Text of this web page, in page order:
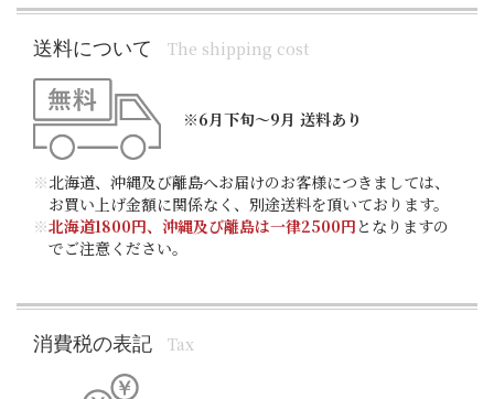
送料について The shipping cost
※6月下旬～9月 送料あり
※北海道、沖縄及び離島へお届けのお客様につきましては、
お買い上げ金額に関係なく、別途送料を頂いております。
※北海道1800円、沖縄及び離島は一律2500円 となりますの
でご注意ください。
消費税の表記 Tax